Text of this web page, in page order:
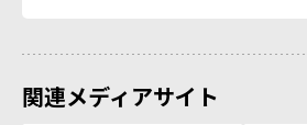
関連メディアサイト